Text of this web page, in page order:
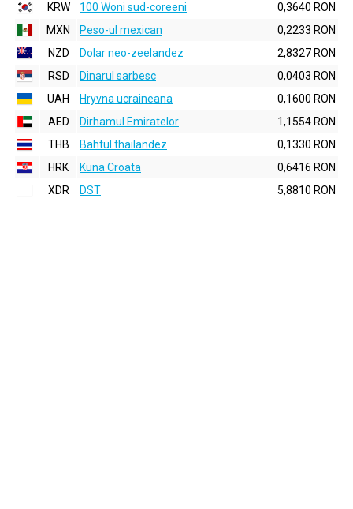
KRW
100 Woni sud-coreeni
0,3640 RON
MXN
Peso-ul mexican
0,2233 RON
NZD
Dolar neo-zeelandez
2,8327 RON
RSD
Dinarul sarbesc
0,0403 RON
UAH
Hryvna ucraineana
0,1600 RON
AED
Dirhamul Emiratelor
1,1554 RON
THB
Bahtul thailandez
0,1330 RON
HRK
Kuna Croata
0,6416 RON
XDR
DST 5,8810 RON